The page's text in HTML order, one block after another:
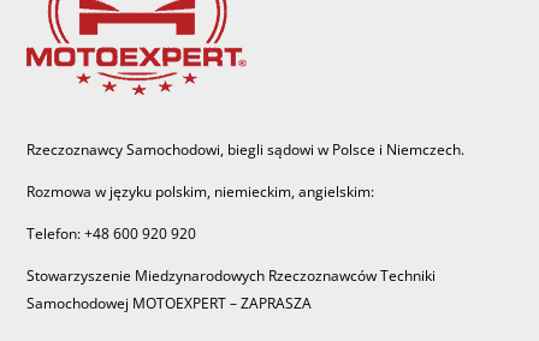
Rzeczoznawcy Samochodowi, biegli sądowi w Polsce i Niemczech.
Rozmowa w języku polskim, niemieckim, angielskim:
Telefon: +48 600 920 920
Stowarzyszenie Miedzynarodowych Rzeczoznawców Techniki
Samochodowej MOTOEXPERT – ZAPRASZA